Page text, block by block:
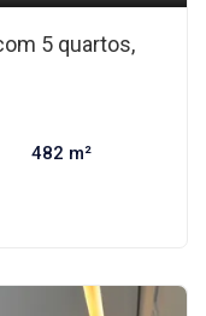
5 quartos,
482 m²